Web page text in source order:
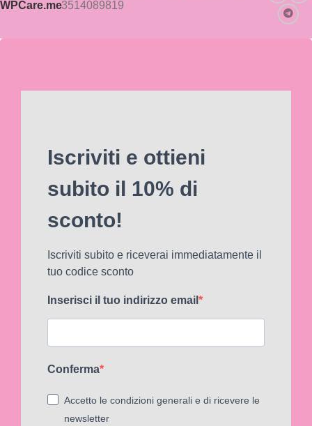
WPCare.me3514089819
Iscriviti e ottieni
subito il 10% di
sconto!
Iscriviti subito e riceverai immediatamente il
tuo codice sconto
Inserisci il tuo indirizzo email
Conferma
Accetto le condizioni generali e di ricevere le
newsletter